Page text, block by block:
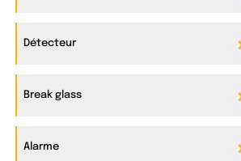
Détecteur
Break glass
Alarme